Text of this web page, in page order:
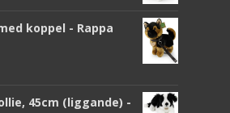
koppel - Rappa
45cm (liggande) -